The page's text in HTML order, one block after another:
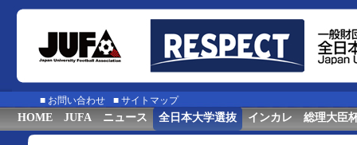
■ お問い合わせ ■ サイトマップ
HOME JUFA ニュース 全日本大学選抜 インカレ 総理大臣